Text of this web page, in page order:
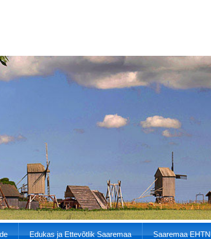
Edukas ja Ettevõtlik Saaremaa Saaremaa